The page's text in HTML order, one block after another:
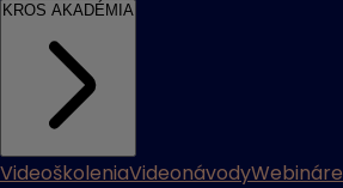
KROS AKADÉMIA
VideoškoleniaVideonávodyWebináre